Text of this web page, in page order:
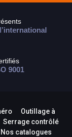
9001
Outillage à
Serrage contrôlé
Nos catalogues